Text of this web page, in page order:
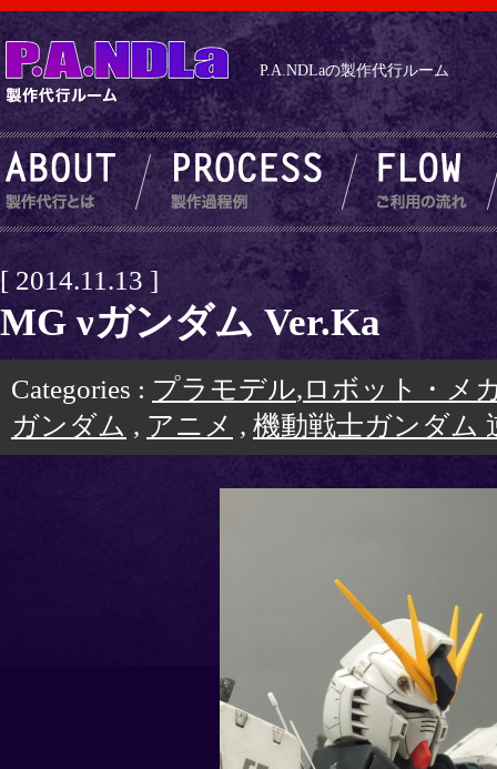
P.A.NDLaの製作代行ルーム
[ 2014.11.13 ]
MG νガンダム Ver.Ka
Categories : プラモデル,ロボット・メ
ガンダム , アニメ , 機動戦士ガンダム